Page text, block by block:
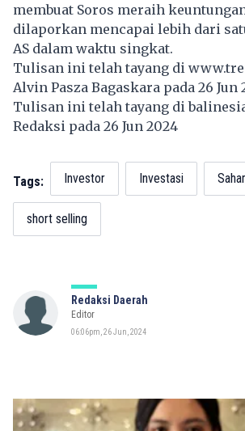
membuat Soros meraih
dilaporkan mencapai lebih dari
AS dalam waktu singkat.
Tulisan ini telah tayang di
Alvin Pasza Bagaskara pada 26 Jun
Tulisan ini telah tayang di
Redaksi pada 26 Jun 2024
Tags: Investor Investasi
short selling
Redaksi Daerah
Editor
06:06pm, 26 Jun, 2024